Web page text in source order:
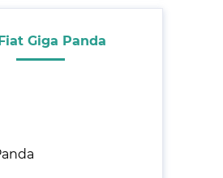
Fiat Giga Panda